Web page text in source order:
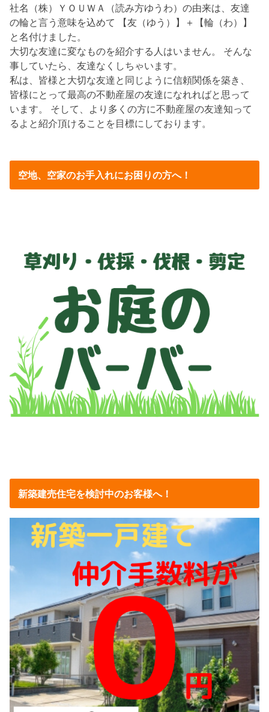
社名（株）ＹＯＵＷＡ（読み方ゆうわ）の由来は、友達
の輪と言う意味を込めて 【友（ゆう）】＋【輪（わ）】
と名付けました。
大切な友達に変なものを紹介する人はいません。 そんな
事していたら、友達なくしちゃいます。
私は、皆様と大切な友達と同じように信頼関係を築き、
皆様にとって最高の不動産屋の友達になれればと思って
います。 そして、より多くの方に不動産屋の友達知って
るよと紹介頂けることを目標にしております。
空地、空家のお手入れにお困りの方へ！
新築建売住宅を検討中のお客様へ！